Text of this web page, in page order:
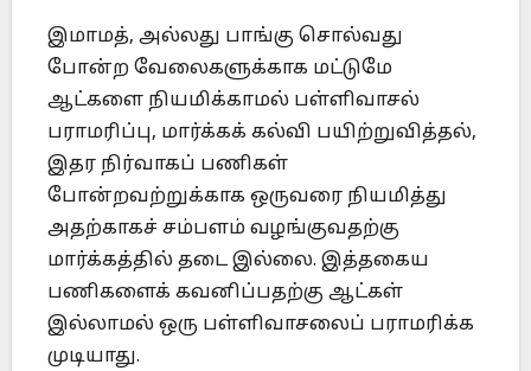
இமாமத், அல்லது பாங்கு சொல்வது
போன்ற வேலைகளுக்காக மட்டுமே
ஆட்களை நியமிக்காமல் பள்ளிவாசல்
பராமரிப்பு, மார்க்கக் கல்வி பயிற்றுவித்தல்,
இதர நிர்வாகப் பணிகள்
போன்றவற்றுக்காக ஒருவரை நியமித்து
அதற்காகச் சம்பளம் வழங்குவதற்கு
மார்க்கத்தில் தடை இல்லை. இத்தகைய
பணிகளைக் கவனிப்பதற்கு ஆட்கள்
இல்லாமல் ஒரு பள்ளிவாசலைப் பராமரிக்க
முடியாது.